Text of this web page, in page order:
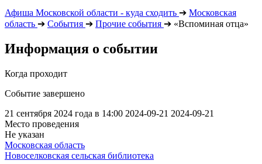
Афиша Московской области - куда сходить ➔ Московская
область ➔ События ➔ Прочие события ➔ «Вспоминая отца»
Информация о событии
Когда проходит
Событие завершено
21 сентября 2024 года в 14:00 2024-09-21 2024-09-21
Место проведения
Не указан
Московская область
Новоселковская сельская библиотека